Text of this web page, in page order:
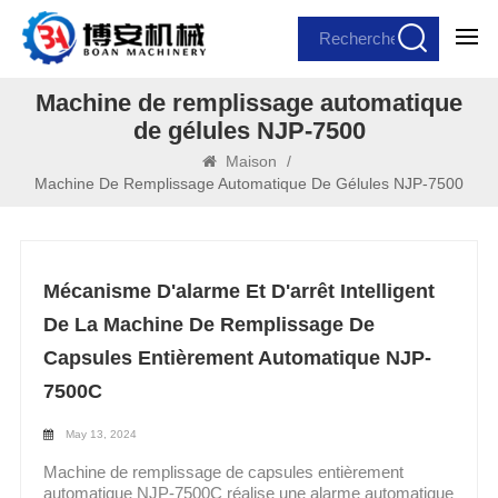
Machine de remplissage automatique
de gélules NJP-7500
Maison
/
Machine De Remplissage Automatique De Gélules NJP-7500
Mécanisme D'alarme Et D'arrêt Intelligent
De La Machine De Remplissage De
Capsules Entièrement Automatique NJP-
7500C
May 13, 2024
Machine de remplissage de capsules entièrement
automatique NJP-7500C réalise une alarme automatique